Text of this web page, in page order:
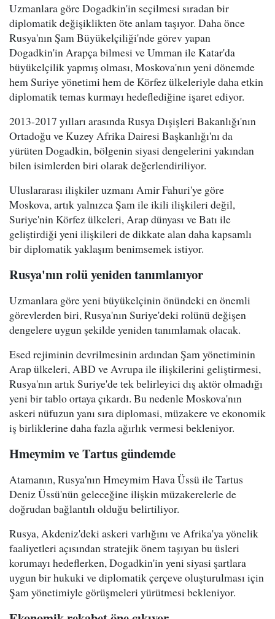
Uzmanlara göre Dogadkin'in seçilmesi sıradan bir
diplomatik değişiklikten öte anlam taşıyor. Daha önce
Rusya'nın Şam Büyükelçiliği'nde görev yapan
Dogadkin'in Arapça bilmesi ve Umman ile Katar'da
büyükelçilik yapmış olması, Moskova'nın yeni dönemde
hem Suriye yönetimi hem de Körfez ülkeleriyle daha etkin
diplomatik temas kurmayı hedeflediğine işaret ediyor.
2013-2017 yılları arasında Rusya Dışişleri Bakanlığı'nın
Ortadoğu ve Kuzey Afrika Dairesi Başkanlığı'nı da
yürüten Dogadkin, bölgenin siyasi dengelerini yakından
bilen isimlerden biri olarak değerlendiriliyor.
Uluslararası ilişkiler uzmanı Amir Fahuri'ye göre
Moskova, artık yalnızca Şam ile ikili ilişkileri değil,
Suriye'nin Körfez ülkeleri, Arap dünyası ve Batı ile
geliştirdiği yeni ilişkileri de dikkate alan daha kapsamlı
bir diplomatik yaklaşım benimsemek istiyor.
Rusya'nın rolü yeniden tanımlanıyor
Uzmanlara göre yeni büyükelçinin önündeki en önemli
görevlerden biri, Rusya'nın Suriye'deki rolünü değişen
dengelere uygun şekilde yeniden tanımlamak olacak.
Esed rejiminin devrilmesinin ardından Şam yönetiminin
Arap ülkeleri, ABD ve Avrupa ile ilişkilerini geliştirmesi,
Rusya'nın artık Suriye'de tek belirleyici dış aktör olmadığı
yeni bir tablo ortaya çıkardı. Bu nedenle Moskova'nın
askeri nüfuzun yanı sıra diplomasi, müzakere ve ekonomik
iş birliklerine daha fazla ağırlık vermesi bekleniyor.
Hmeymim ve Tartus gündemde
Atamanın, Rusya'nın Hmeymim Hava Üssü ile Tartus
Deniz Üssü'nün geleceğine ilişkin müzakerelerle de
doğrudan bağlantılı olduğu belirtiliyor.
Rusya, Akdeniz'deki askeri varlığını ve Afrika'ya yönelik
faaliyetleri açısından stratejik önem taşıyan bu üsleri
korumayı hedeflerken, Dogadkin'in yeni siyasi şartlara
uygun bir hukuki ve diplomatik çerçeve oluşturulması için
Şam yönetimiyle görüşmeleri yürütmesi bekleniyor.